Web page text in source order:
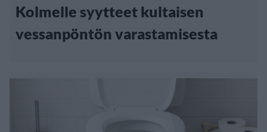
Kolmelle syytteet kultaisen
vessanpöntön varastamisesta